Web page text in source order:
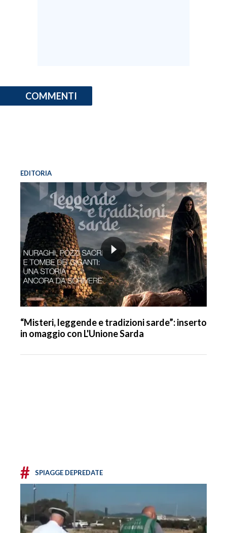
COMMENTI
EDITORIA
“Misteri, leggende e tradizioni sarde”: inserto
in omaggio con L'Unione Sarda
# SPIAGGE DEPREDATE